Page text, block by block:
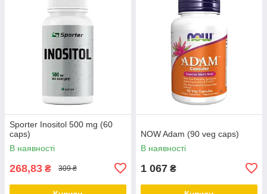
Sporter Inositol 500 mg (60
caps)
В наявності
268,83 ₴ 309 ₴
NOW Adam (90 veg caps)
В наявності
1 067 ₴